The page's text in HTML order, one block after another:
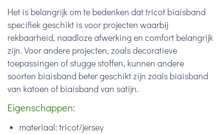
Het is belangrijk om te bedenken dat tricot biaisband
specifiek geschikt is voor projecten waarbij
rekbaarheid, naadloze afwerking en comfort belangrijk
zijn. Voor andere projecten, zoals decoratieve
toepassingen of stugge stoffen, kunnen andere
soorten biaisband beter geschikt zijn zoals biaisband
van katoen of biaisband van satijn.
Eigenschappen:
materiaal: tricot/jersey